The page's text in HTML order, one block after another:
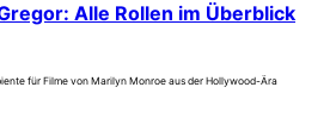
Alle Rollen im Überblick